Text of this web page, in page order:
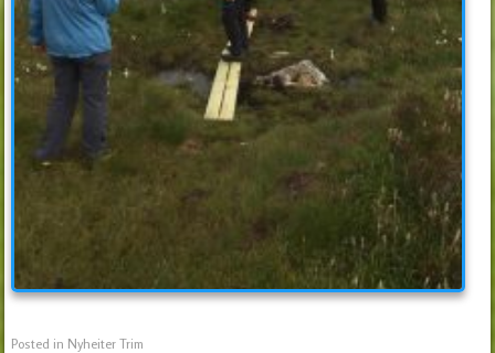
Posted in Nyheiter Trim